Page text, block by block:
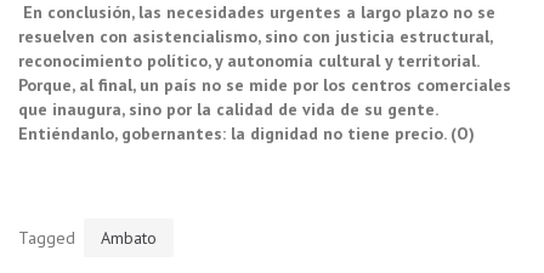
En conclusión, las necesidades urgentes a largo plazo no se
resuelven con asistencialismo, sino con justicia estructural,
reconocimiento político, y autonomía cultural y territorial.
Porque, al final, un país no se mide por los centros comerciales
que inaugura, sino por la calidad de vida de su gente.
Entiéndanlo, gobernantes: la dignidad no tiene precio. (O)
Tagged Ambato